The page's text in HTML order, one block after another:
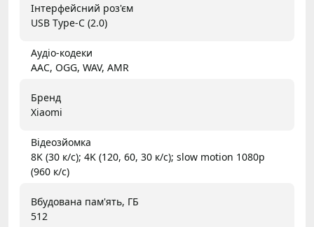
Інтерфейсний роз'єм
USB Type-C (2.0)
Аудіо-кодеки
AAC, OGG, WAV, AMR
Бренд
Xiaomi
Відеозйомка
8K (30 к/с); 4K (120, 60, 30 к/с); slow motion 1080p
(960 к/с)
Вбудована пам'ять, ГБ
512